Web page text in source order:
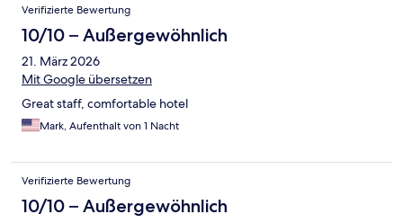
Verifizierte Bewertung
10/10 – Außergewöhnlich
21. März 2026
Mit Google übersetzen
Great staff, comfortable hotel
Mark, Aufenthalt von 1 Nacht
Verifizierte Bewertung
10/10 – Außergewöhnlich